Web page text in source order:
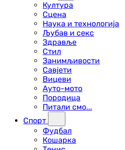
Култура
Сцена
Наука и технологија
Љубав и секс
Здравље
Стил
Занимљивости
Савјети
Вицеви
Ауто-мото
Породица
Питали смо...
Спорт
Фудбал
Кошарка